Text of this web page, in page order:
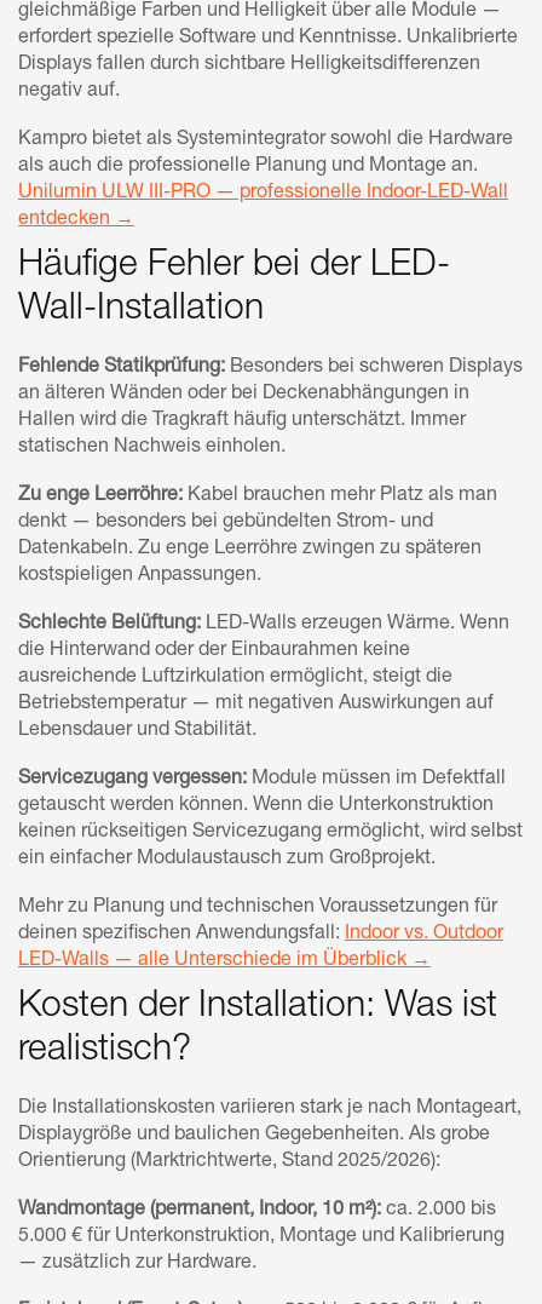
gleichmäßige Farben und Helligkeit über alle Module —
erfordert spezielle Software und Kenntnisse. Unkalibrierte
Displays fallen durch sichtbare Helligkeitsdifferenzen
negativ auf.
Kampro bietet als Systemintegrator sowohl die Hardware
als auch die professionelle Planung und Montage an.
Unilumin ULW III-PRO — professionelle Indoor-LED-Wall
entdecken →
Häufige Fehler bei der LED-
Wall-Installation
Fehlende Statikprüfung: Besonders bei schweren Displays
an älteren Wänden oder bei Deckenabhängungen in
Hallen wird die Tragkraft häufig unterschätzt. Immer
statischen Nachweis einholen.
Zu enge Leerröhre: Kabel brauchen mehr Platz als man
denkt — besonders bei gebündelten Strom- und
Datenkabeln. Zu enge Leerröhre zwingen zu späteren
kostspieligen Anpassungen.
Schlechte Belüftung: LED-Walls erzeugen Wärme. Wenn
die Hinterwand oder der Einbaurahmen keine
ausreichende Luftzirkulation ermöglicht, steigt die
Betriebstemperatur — mit negativen Auswirkungen auf
Lebensdauer und Stabilität.
Servicezugang vergessen: Module müssen im Defektfall
getauscht werden können. Wenn die Unterkonstruktion
keinen rückseitigen Servicezugang ermöglicht, wird selbst
ein einfacher Modulaustausch zum Großprojekt.
Mehr zu Planung und technischen Voraussetzungen für
deinen spezifischen Anwendungsfall: Indoor vs. Outdoor
LED-Walls — alle Unterschiede im Überblick →
Kosten der Installation: Was ist
realistisch?
Die Installationskosten variieren stark je nach Montageart,
Displaygröße und baulichen Gegebenheiten. Als grobe
Orientierung (Marktrichtwerte, Stand 2025/2026):
Wandmontage (permanent, Indoor, 10 m²): ca. 2.000 bis
5.000 € für Unterkonstruktion, Montage und Kalibrierung
— zusätzlich zur Hardware.